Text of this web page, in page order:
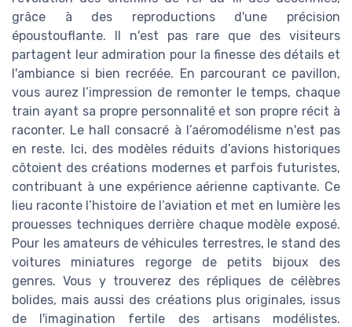
grâce à des reproductions d'une précision
époustouflante. Il n'est pas rare que des visiteurs
partagent leur admiration pour la finesse des détails et
l'ambiance si bien recréée. En parcourant ce pavillon,
vous aurez l’impression de remonter le temps, chaque
train ayant sa propre personnalité et son propre récit à
raconter. Le hall consacré à l’aéromodélisme n'est pas
en reste. Ici, des modèles réduits d’avions historiques
côtoient des créations modernes et parfois futuristes,
contribuant à une expérience aérienne captivante. Ce
lieu raconte l’histoire de l’aviation et met en lumière les
prouesses techniques derrière chaque modèle exposé.
Pour les amateurs de véhicules terrestres, le stand des
voitures miniatures regorge de petits bijoux des
genres. Vous y trouverez des répliques de célèbres
bolides, mais aussi des créations plus originales, issus
de l'imagination fertile des artisans modélistes.